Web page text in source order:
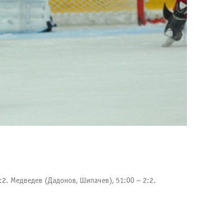
Медведев (Дадонов, Шипачев), 51:00 – 2:2.